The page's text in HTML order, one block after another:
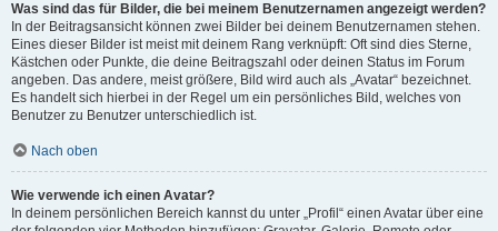
Was sind das für Bilder, die bei meinem Benutzernamen angezeigt werden?
In der Beitragsansicht können zwei Bilder bei deinem Benutzernamen stehen.
Eines dieser Bilder ist meist mit deinem Rang verknüpft: Oft sind dies Sterne,
Kästchen oder Punkte, die deine Beitragszahl oder deinen Status im Forum
angeben. Das andere, meist größere, Bild wird auch als „Avatar“ bezeichnet.
Es handelt sich hierbei in der Regel um ein persönliches Bild, welches von
Benutzer zu Benutzer unterschiedlich ist.
Nach oben
Wie verwende ich einen Avatar?
In deinem persönlichen Bereich kannst du unter „Profil“ einen Avatar über eine